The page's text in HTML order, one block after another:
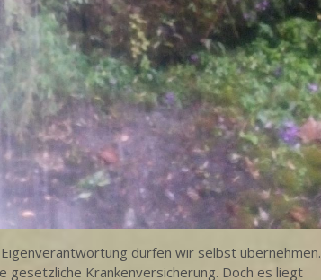
dürfen wir selbst übernehmen.
gesetzliche Krankenversicherung. Doch es liegt